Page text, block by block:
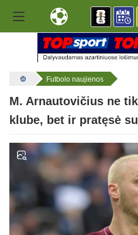
Futbolo naujienos
M. Arnautovičius ne
klube, bet ir pratęsė